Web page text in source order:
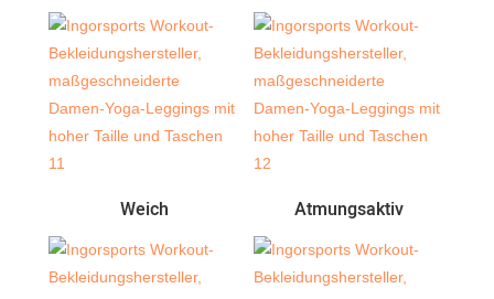
Weich Atmungsaktiv